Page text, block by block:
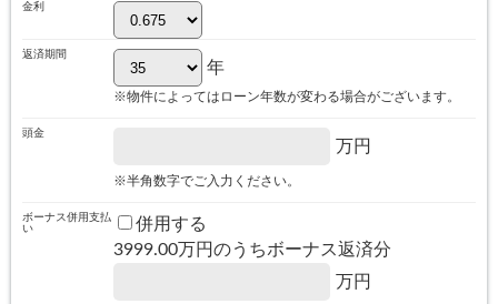
金利
返済期間
年
※物件によってはローン年数が変わる場合がございます。
頭金
万円
※半角数字でご入力ください。
ボーナス併用支払
い
併用する
3999.00万円のうちボーナス返済分
万円